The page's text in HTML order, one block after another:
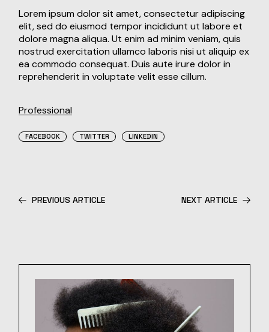
Lorem ipsum dolor sit amet, consectetur adipiscing
elit, sed do eiusmod tempor incididunt ut labore et
dolore magna aliqua. Ut enim ad minim veniam, quis
nostrud exercitation ullamco laboris nisi ut aliquip ex
ea commodo consequat. Duis aute irure dolor in
reprehenderit in voluptate velit esse cillum.
Professional
FACEBOOK TWITTER LINKEDIN
PREVIOUS ARTICLE NEXT ARTICLE